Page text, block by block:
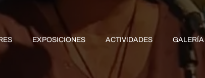
EXPOSICIONES ACTIVIDADES GALERÍA